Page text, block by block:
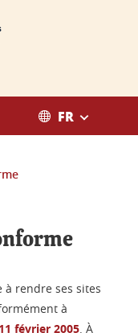
FR
à rendre ses sites
à
février 2005. À